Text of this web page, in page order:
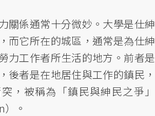
關係通常十分微妙。大學是仕紳
而它所在的城區，通常是為仕紳
力工作者所生活的地方。前者是
後者是在地居住與工作的鎮民，
，被稱為「鎮民與紳民之爭」
）。